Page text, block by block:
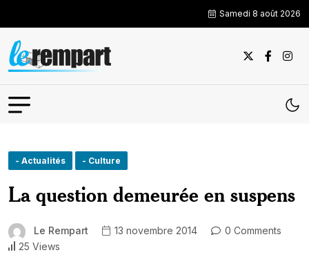
Samedi 8 août 2026
- Actualités - Culture
La question demeurée en suspens
Le Rempart 13 novembre 2014
0 Comments
25 Views